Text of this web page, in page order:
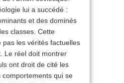
lui a succédé :
et des dominés
classes. Cette
pas les vérités factuelles
Le réel doit montrer
ont droit de cité les
qui se